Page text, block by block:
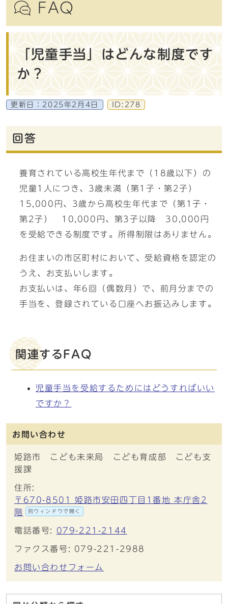
FAQ
「児童手当」はどんな制度です
か？
更新日： 2025年2月4日 ID:278
回答
養育されている高校生年代まで（18歳以下）の
児童1人につき、3歳未満（第1子・第2子）
15,000円、3歳から高校生年代まで（第1子・
第2子） 10,000円、第3子以降 30,000円
を受給できる制度です。所得制限はありません。
お住まいの市区町村において、受給資格を認定の
うえ、お支払いします。
お支払いは、年6回（偶数月）で、前月分までの
手当を、登録されている口座へお振込みします。
関連するFAQ
児童手当を受給するためにはどうすればいい
ですか？
お問い合わせ
姫路市 こども未来局 こども育成部 こども支
援課
住所:
〒670-8501 姫路市安田四丁目1番地 本庁舎2
階
別ウィンドウで開く
電話番号: 079-221-2144
ファクス番号: 079-221-2988
お問い合わせフォーム